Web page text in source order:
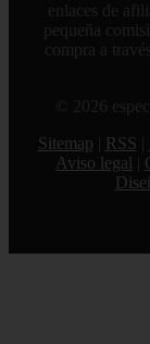
enlaces de
pequeña
compra a
© 2026
Sitemap
RSS
Aviso legal